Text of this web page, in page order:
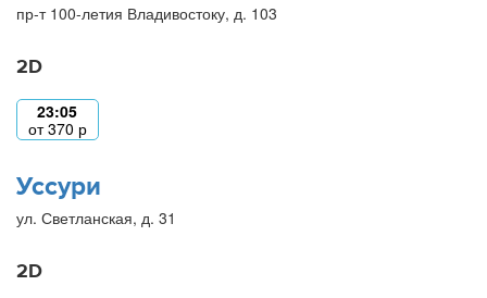
пр-т 100-летия Владивостоку, д. 103
2D
23:05
от370 р
Уссури
ул. Светланская, д. 31
2D